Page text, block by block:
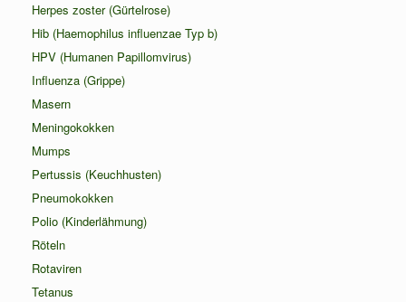
Herpes zoster (Gürtelrose)
Hib (Haemophilus influenzae Typ b)
HPV (Humanen Papillomvirus)
Influenza (Grippe)
Masern
Meningokokken
Mumps
Pertussis (Keuchhusten)
Pneumokokken
Polio (Kinderlähmung)
Röteln
Rotaviren
Tetanus